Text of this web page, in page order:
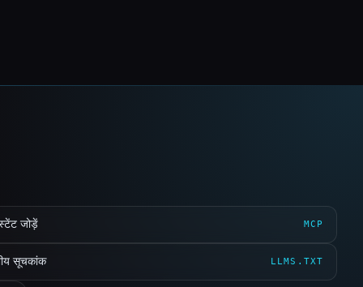
जोड़ें MCP
सूचकांक LLMS.TXT